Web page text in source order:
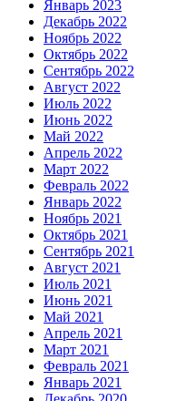
Январь 2023
Декабрь 2022
Ноябрь 2022
Октябрь 2022
Сентябрь 2022
Август 2022
Июль 2022
Июнь 2022
Май 2022
Апрель 2022
Март 2022
Февраль 2022
Январь 2022
Ноябрь 2021
Октябрь 2021
Сентябрь 2021
Август 2021
Июль 2021
Июнь 2021
Май 2021
Апрель 2021
Март 2021
Февраль 2021
Январь 2021